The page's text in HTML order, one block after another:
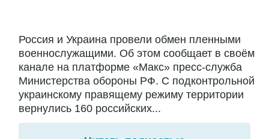
Россия и Украина провели обмен пленными
военнослужащими. Об этом сообщает в своём
канале на платформе «Макс» пресс-служба
Министерства обороны РФ. С подконтрольной
украинскому правящему режиму территории
вернулись 160 российских...